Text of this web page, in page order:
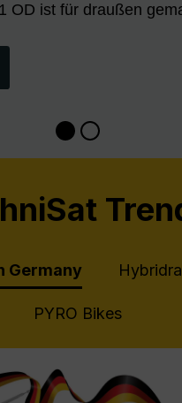
OD ist für draußen
Germany
PYRO Bikes